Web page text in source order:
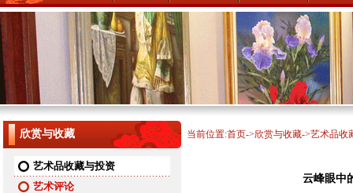
欣赏与收藏
艺术品收藏与投资
艺术评论
当前位置:首页->欣赏与收藏->艺术品收
云峰眼中